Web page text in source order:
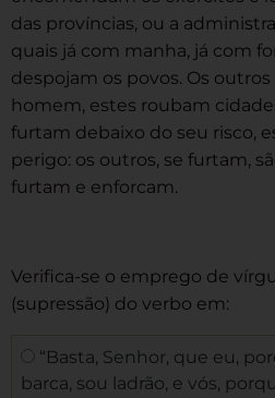
das províncias, ou a
quais já com manha, já com
despojam os povos. Os
homem, estes roubam
furtam debaixo do seu risco,
perigo: os outros, se furtam,
furtam e enforcam.
Verifica-se o emprego de
(supressão) do verbo em:
“Basta, Senhor, que eu,
barca, sou ladrão, e vós,